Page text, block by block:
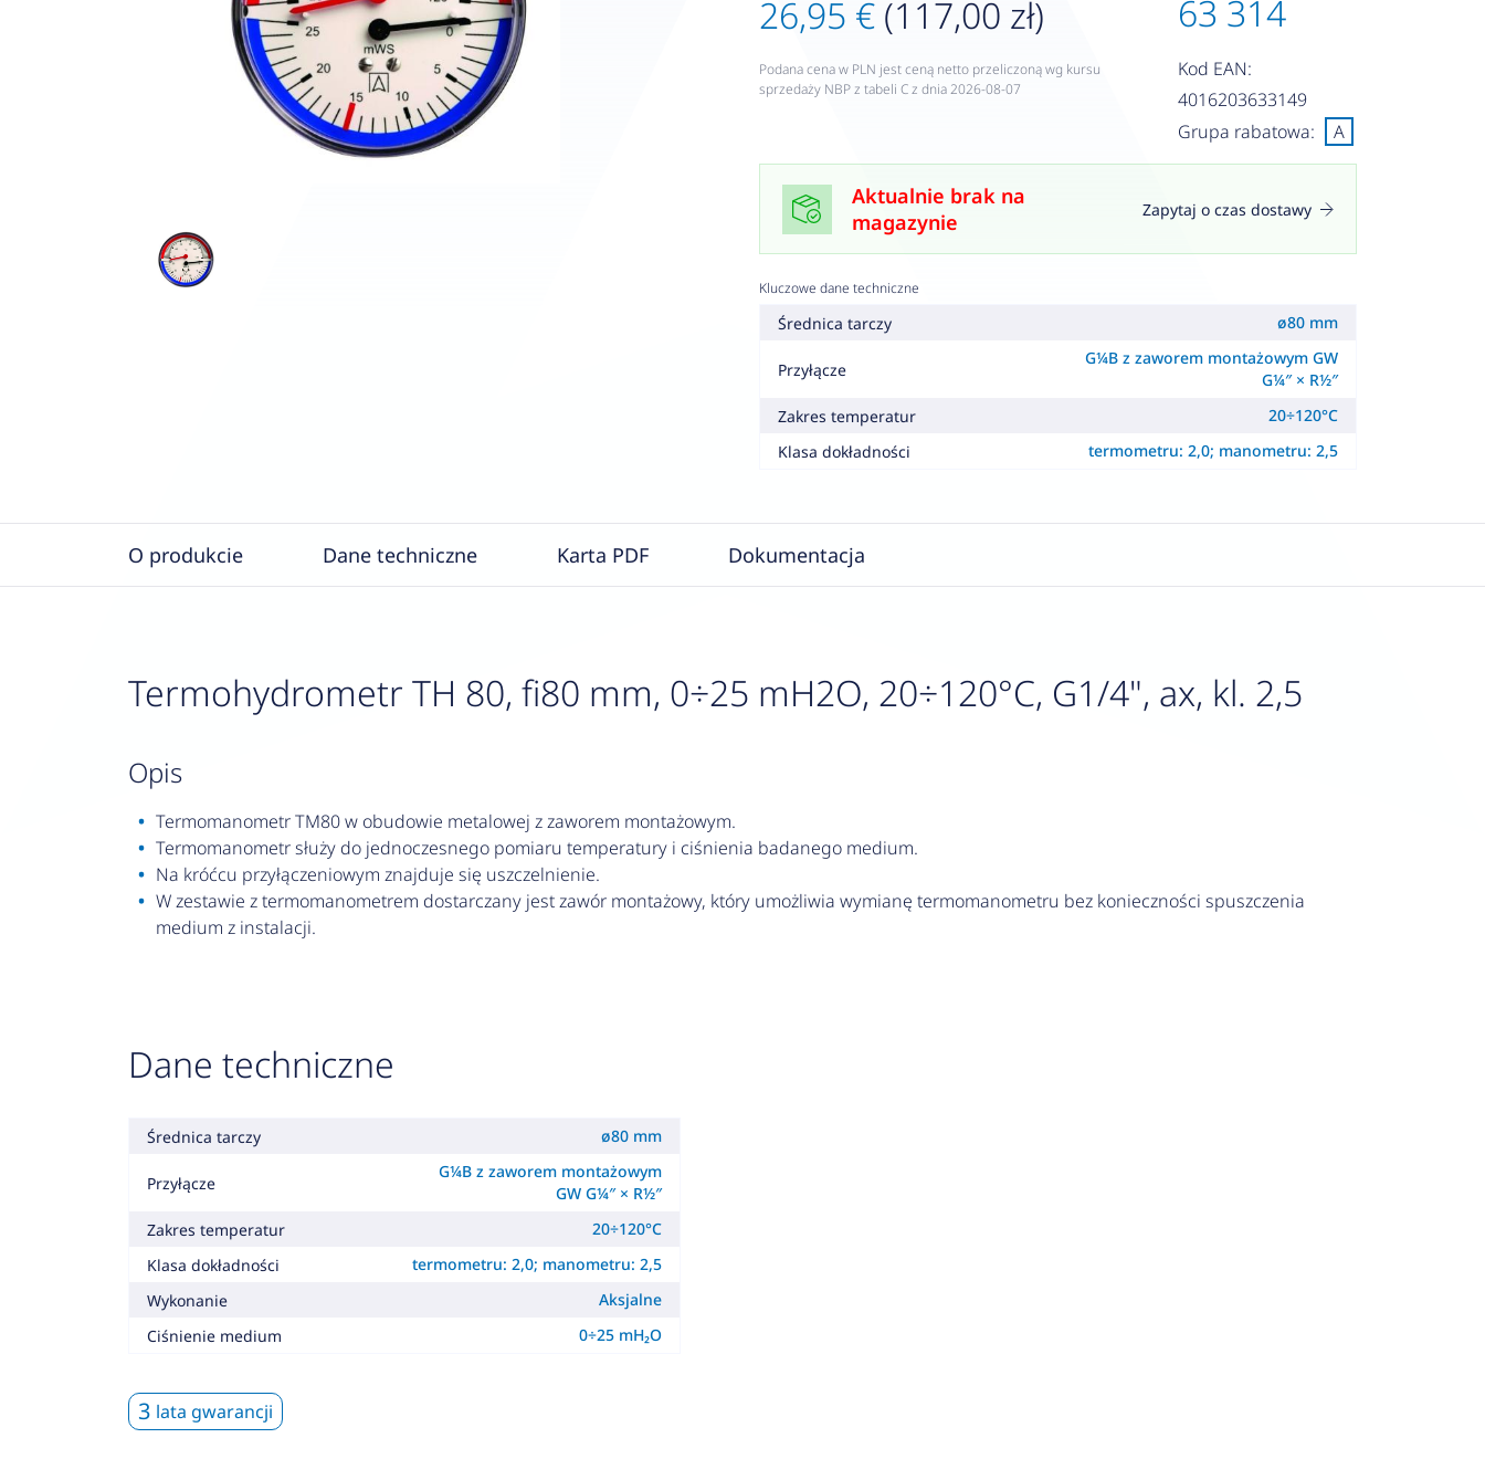
26,95 € (117,00 zł)
Podana cena w PLN jest ceną netto przeliczoną wg kursu
sprzedaży NBP z tabeli C z dnia 2026-08-07
63 314
Kod EAN:
4016203633149
Grupa rabatowa:
A
Aktualnie brak na
magazynie
Zapytaj o czas dostawy
Kluczowe dane techniczne
Średnica tarczy ø80 mm
Przyłącze
G¼B z zaworem montażowym GW
G¼″ × R½″
Zakres temperatur
20÷120°C
Klasa dokładności
termometru: 2,0; manometru: 2,5
O produkcie Dane techniczne Karta PDF Dokumentacja
Termohydrometr TH 80, fi80 mm, 0÷25 mH2O, 20÷120°C, G1/4", ax, kl. 2,5
opis
Termomanometr TM80 w obudowie metalowej z zaworem montażowym.
Termomanometr służy do jednoczesnego pomiaru temperatury i ciśnienia badanego medium.
Na króćcu przyłączeniowym znajduje się uszczelnienie.
W zestawie z termomanometrem dostarczany jest zawór montażowy, który umożliwia wymianę termomanometru bez konieczności spuszczenia
medium z instalacji.
Dane techniczne
Średnica tarczy ø80 mm
Przyłącze
G¼B z zaworem montażowym
GW G¼″ × R½″
Zakres temperatur
20÷120°C
Klasa dokładności
termometru: 2,0; manometru: 2,5
Wykonanie
Aksjalne
Ciśnienie medium
0÷25 mH₂O
3 lata gwarancji